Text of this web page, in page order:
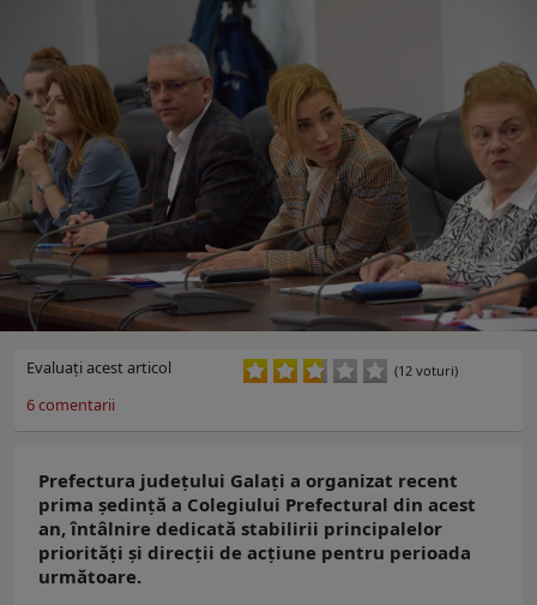
Evaluaţi acest articol (12 voturi)
6comentarii
Prefectura județului Galați a organizat recent
prima ședință a Colegiului Prefectural din acest
an, întâlnire dedicată stabilirii principalelor
priorități și direcții de acțiune pentru perioada
următoare.